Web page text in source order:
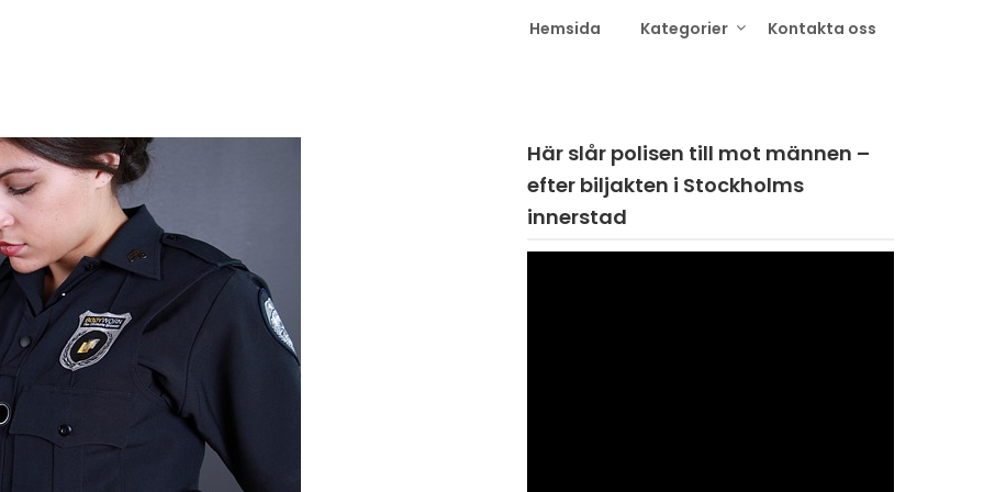
Hemsida Kategorier Kontakta oss
Här slår polisen till mot männen –
efter biljakten i Stockholms
innerstad